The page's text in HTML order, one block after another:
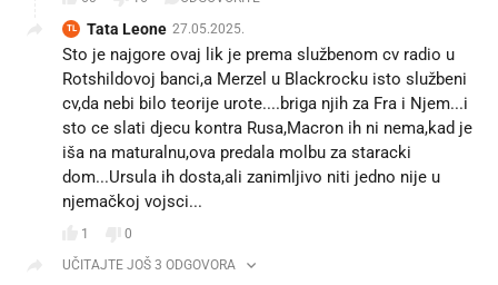
TL Tata Leone 27.05.2025.
Sto je najgore ovaj lik je prema službenom cv radio u
Rotshildovoj banci,a Merzel u Blackrocku isto službeni
cv,da nebi bilo teorije urote....briga njih za Fra i Njem...i
sto ce slati djecu kontra Rusa,Macron ih ni nema,kad je
iša na maturalnu,ova predala molbu za staracki
dom...Ursula ih dosta,ali zanimljivo niti jedno nije u
njemačkoj vojsci...
1
0
UČITAJTE JOŠ 3 ODGOVORA